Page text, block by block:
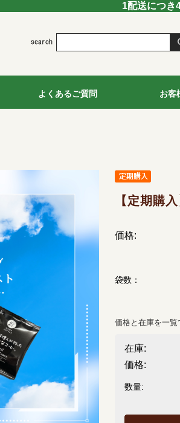
1配送につき
よくあるご質問 お客
【定期購
価格:
袋数：
価格と在庫を一覧
在庫:
価格:
数量: